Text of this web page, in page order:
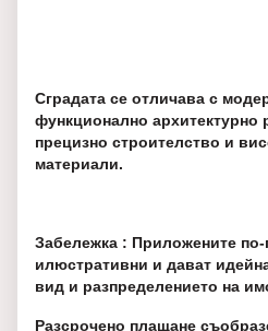
Сградата се отличава с
функционално архитектурно
прецизно строителство и
материали.
Забележка : Приложените по-
илюстративни и дават
вид и разпределението на
Разсрочено плащане